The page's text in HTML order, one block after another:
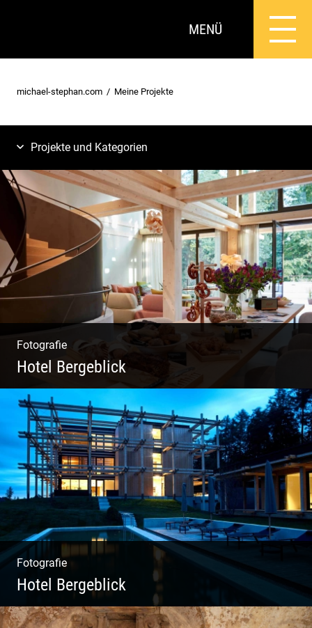
MENÜ
michael-stephan.com Meine Projekte
Projekte und Kategorien
Fotografie
Hotel Bergeblick
Zweites Shooting für das Designhotel in Bad
Tölz
Fotografie
Hotel Bergeblick